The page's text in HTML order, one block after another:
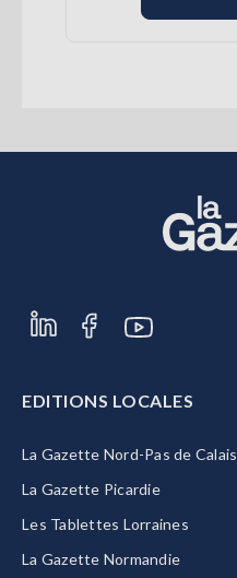
EDITIONS LOCALES
La Gazette Nord-Pas de Calais
La Gazette Picardie
Les Tablettes Lorraines
La Gazette Normandie